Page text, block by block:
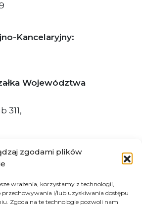
zgodami plików
wrażenia, korzystamy z technologii,
przechowywania i/lub uzyskiwania dostępu
Zgoda na te technologie pozwoli nam
Kancelaryjny:
Województwa
311,
e-Doręczeń
73759-IGTUV-14